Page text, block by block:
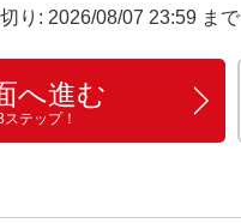
り: 2026/08/07 23:59 まで
へ進む
テップ！